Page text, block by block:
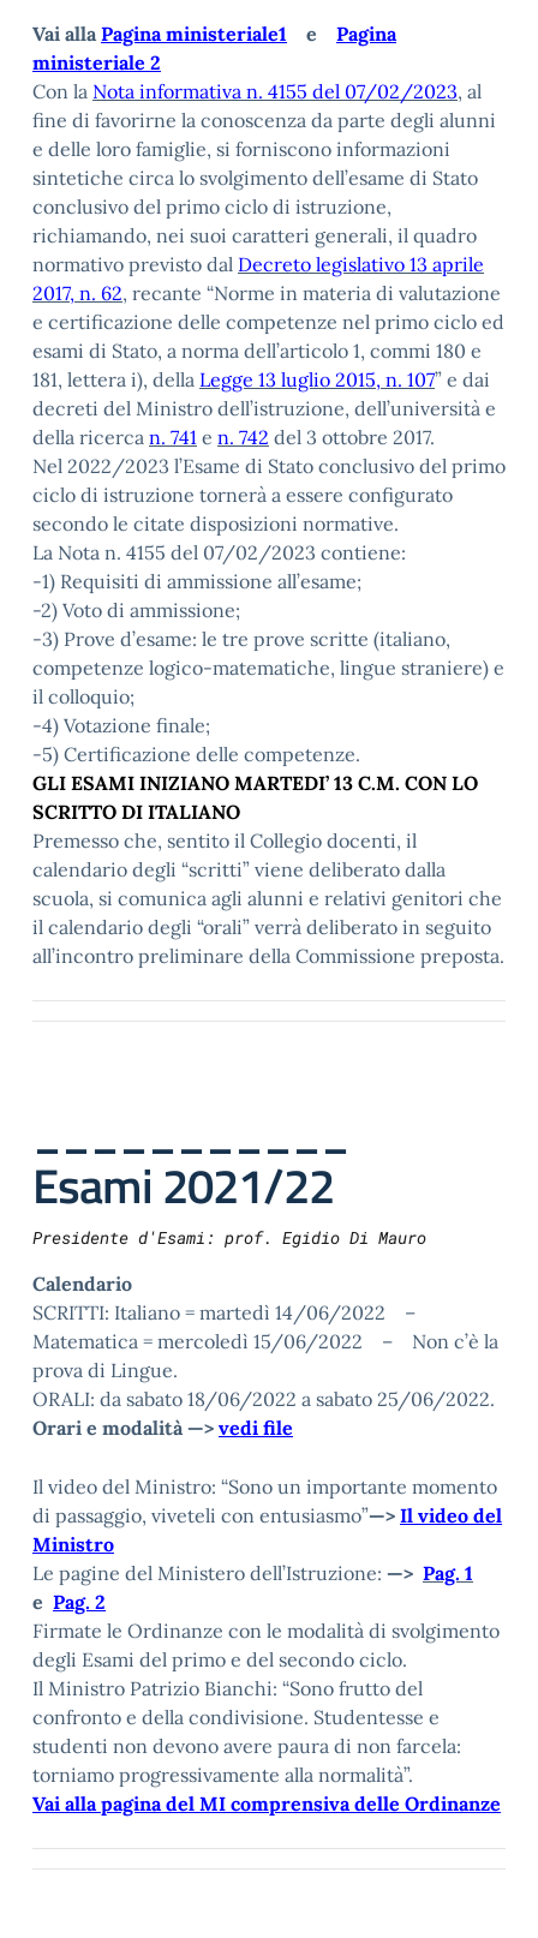
Vai alla Pagina ministeriale1 e Pagina
ministeriale 2
Con la Nota informativa n. 4155 del 07/02/2023, al
fine di favorirne la conoscenza da parte degli alunni
e delle loro famiglie, si forniscono informazioni
sintetiche circa lo svolgimento dell’esame di Stato
conclusivo del primo ciclo di istruzione,
richiamando, nei suoi caratteri generali, il quadro
normativo previsto dal Decreto legislativo 13 aprile
2017, n. 62, recante “Norme in materia di valutazione
e certificazione delle competenze nel primo ciclo ed
esami di Stato, a norma dell’articolo 1, commi 180 e
181, lettera i), della Legge 13 luglio 2015, n. 107” e dai
decreti del Ministro dell’istruzione, dell’università e
della ricerca n. 741 e n. 742 del 3 ottobre 2017.
Nel 2022/2023 l’Esame di Stato conclusivo del primo
ciclo di istruzione tornerà a essere configurato
secondo le citate disposizioni normative.
La Nota n. 4155 del 07/02/2023 contiene:
-1) Requisiti di ammissione all’esame;
-2) Voto di ammissione;
-3) Prove d’esame: le tre prove scritte (italiano,
competenze logico-matematiche, lingue straniere) e
il colloquio;
-4) Votazione finale;
-5) Certificazione delle competenze.
GLI ESAMI INIZIANO MARTEDI’ 13 C.M. CON LO
SCRITTO DI ITALIANO
Premesso che, sentito il Collegio docenti, il
calendario degli “scritti” viene deliberato dalla
scuola, si comunica agli alunni e relativi genitori che
il calendario degli “orali” verrà deliberato in seguito
all’incontro preliminare della Commissione preposta.
Esami 2021/22
Presidente d'Esami: prof. Egidio Di Mauro
Calendario
SCRITTI: Italiano = martedì 14/06/2022 –
Matematica = mercoledì 15/06/2022 – Non c’è la
prova di Lingue.
ORALI: da sabato 18/06/2022 a sabato 25/06/2022.
Orari e modalità —> vedi file
Il video del Ministro: “Sono un importante momento
di passaggio, viveteli con entusiasmo”—> Il video del
Ministro
Le pagine del Ministero dell’Istruzione: —> Pag. 1
e Pag. 2
Firmate le Ordinanze con le modalità di svolgimento
degli Esami del primo e del secondo ciclo.
Il Ministro Patrizio Bianchi: “Sono frutto del
confronto e della condivisione. Studentesse e
studenti non devono avere paura di non farcela:
torniamo progressivamente alla normalità”.
Vai alla pagina del MI comprensiva delle Ordinanze